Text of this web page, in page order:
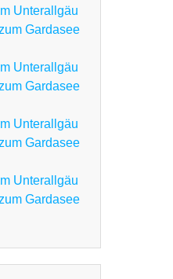
Unterallgäu
Gardasee
Unterallgäu
Gardasee
Unterallgäu
Gardasee
Unterallgäu
Gardasee